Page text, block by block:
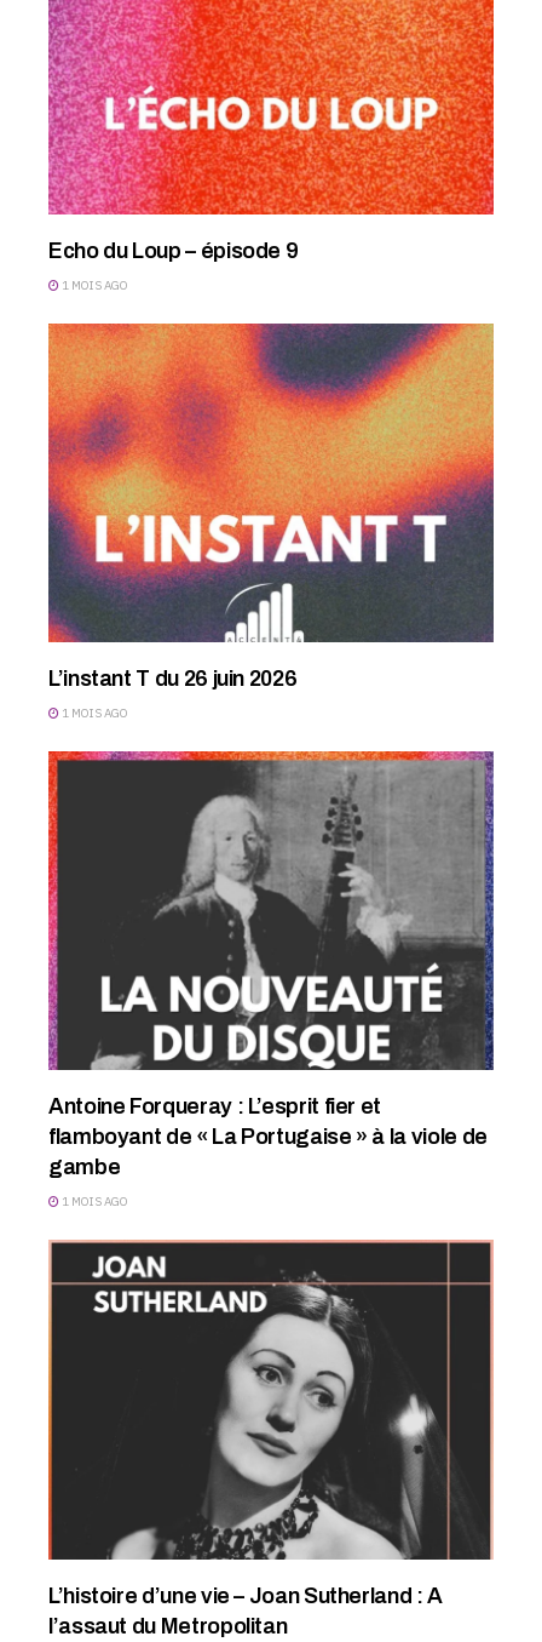
Echo du Loup – épisode 9
1 MOIS AGO
L’instant T du 26 juin 2026
1 MOIS AGO
Antoine Forqueray : L’esprit fier et
flamboyant de « La Portugaise » à la viole de
gambe
1 MOIS AGO
L’histoire d’une vie – Joan Sutherland : A
l’assaut du Metropolitan